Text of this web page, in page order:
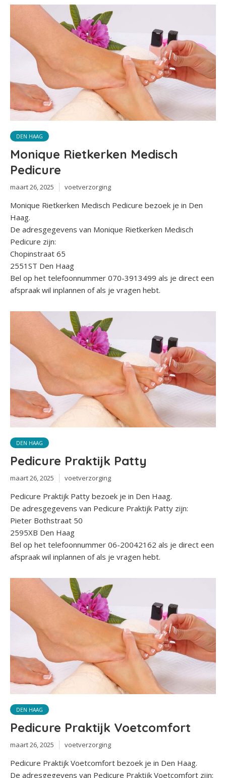
DEN HAAG
Monique Rietkerken Medisch
Pedicure
maart 26, 2025 voetverzorging
Monique Rietkerken Medisch Pedicure bezoek je in Den
Haag.
De adresgegevens van Monique Rietkerken Medisch
Pedicure zijn:
Chopinstraat 65
2551ST Den Haag
Bel op het telefoonnummer 070-3913499 als je direct een
afspraak wil inplannen of als je vragen hebt.
DEN HAAG
Pedicure Praktijk Patty
maart 26, 2025 voetverzorging
Pedicure Praktijk Patty bezoek je in Den Haag.
De adresgegevens van Pedicure Praktijk Patty zijn:
Pieter Bothstraat 50
2595XB Den Haag
Bel op het telefoonnummer 06-20042162 als je direct een
afspraak wil inplannen of als je vragen hebt.
DEN HAAG
Pedicure Praktijk Voetcomfort
maart 26, 2025 voetverzorging
Pedicure Praktijk Voetcomfort bezoek je in Den Haag.
De adresgegevens van Pedicure Praktijk Voetcomfort zijn: